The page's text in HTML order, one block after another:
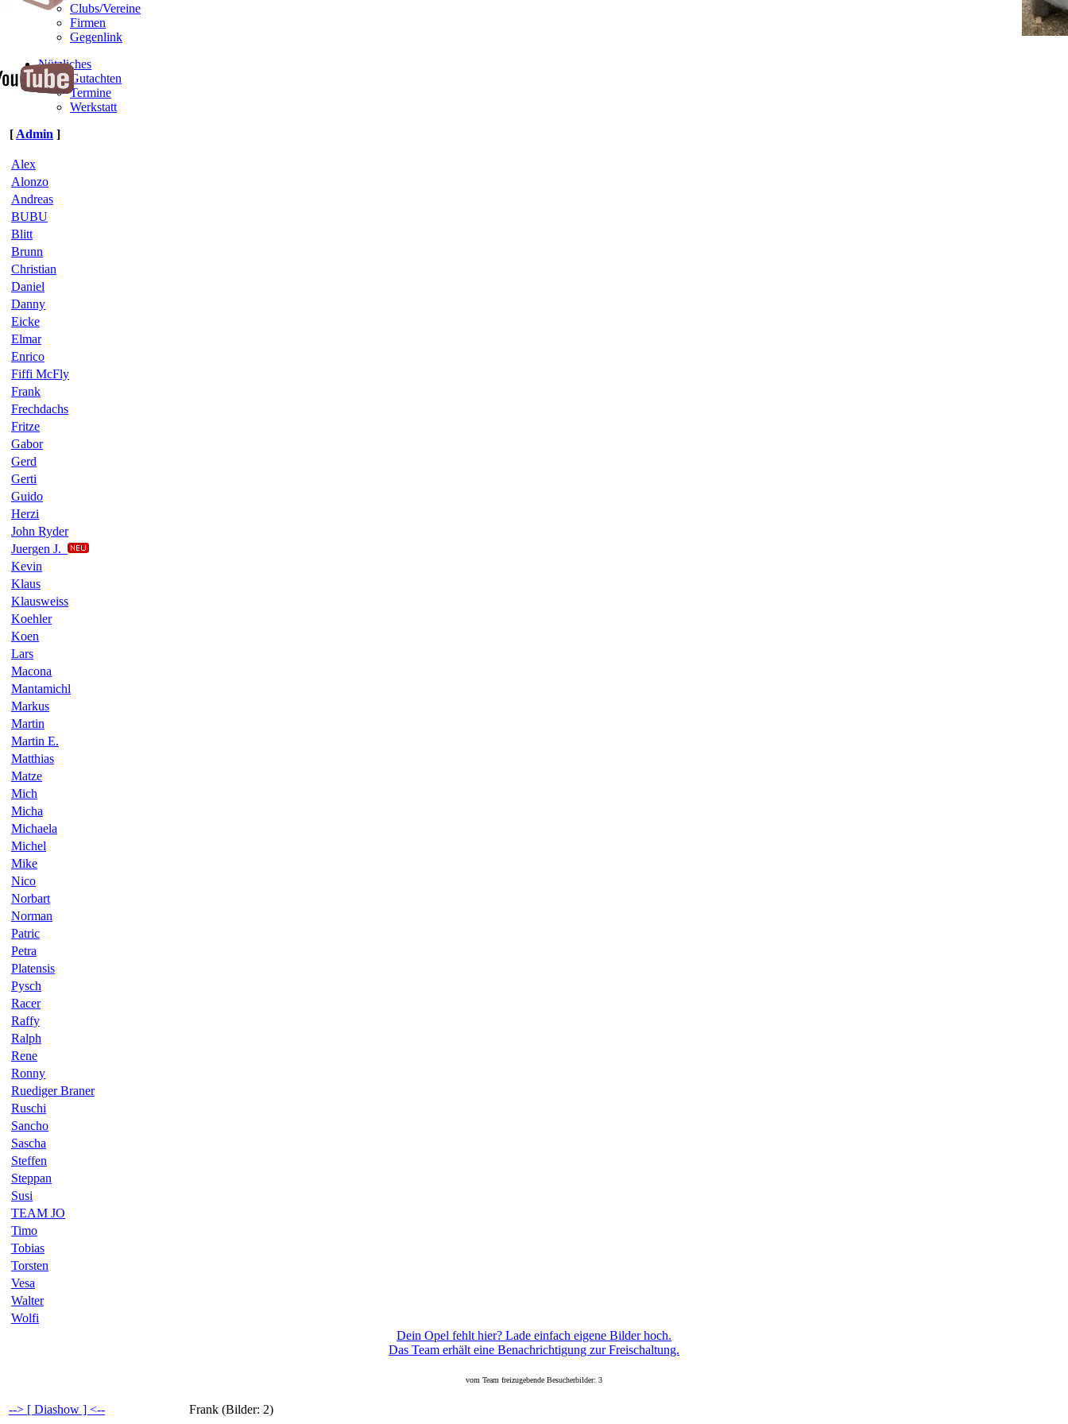
Clubs/Vereine
Firmen
Gegenlink
Nützliches
Gutachten
Termine
Werkstatt
[ Admin ]
Alex
Alonzo
Andreas
BUBU
Blitt
Brunn
Christian
Daniel
Danny
Eicke
Elmar
Enrico
Fiffi McFly
Frank
Frechdachs
Fritze
Gabor
Gerd
Gerti
Guido
Herzi
John Ryder
Juergen J.
Kevin
Klaus
Klausweiss
Koehler
Koen
Lars
Macona
Mantamichl
Markus
Martin
Martin E.
Matthias
Matze
Mich
Micha
Michaela
Michel
Mike
Nico
Norbart
Norman
Patric
Petra
Platensis
Pysch
Racer
Raffy
Ralph
Rene
Ronny
Ruediger Braner
Ruschi
Sancho
Sascha
Steffen
Steppan
Susi
TEAM JO
Timo
Tobias
Torsten
Vesa
Walter
Wolfi
Dein Opel fehlt hier? Lade einfach eigene Bilder hoch.
Das Team erhält eine Benachrichtigung zur Freischaltung.
vom Team freizugebende Besucherbilder: 3
Frank (Bilder: 2)
--> [ Diashow ] <--